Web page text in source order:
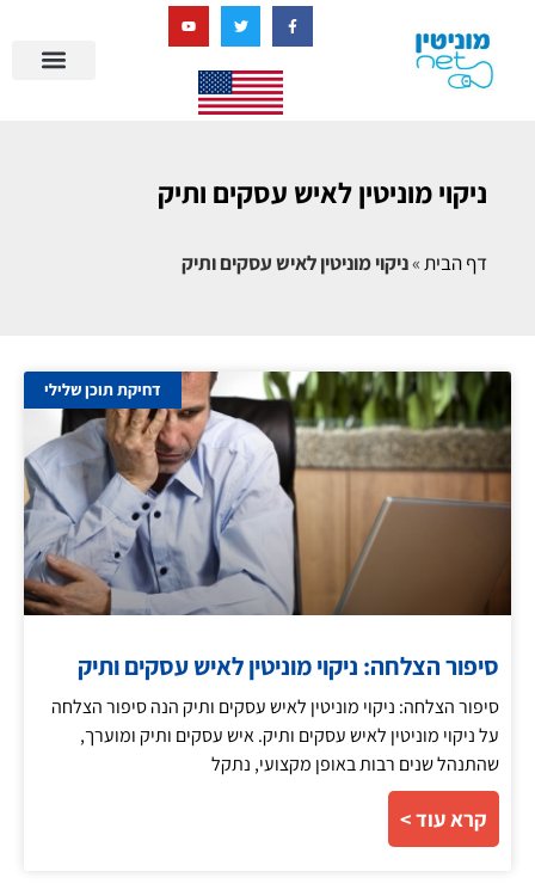
ניקוי מוניטין לאיש עסקים ותיק
דף הבית»ניקוי מוניטין לאיש עסקים ותיק
דחיקת תוכן שלילי
סיפור הצלחה: ניקוי מוניטין לאיש עסקים ותיק
סיפור הצלחה: ניקוי מוניטין לאיש עסקים ותיק הנה סיפור הצלחה
על ניקוי מוניטין לאיש עסקים ותיק. איש עסקים ותיק ומוערך,
שהתנהל שנים רבות באופן מקצועי, נתקל
קרא עוד >